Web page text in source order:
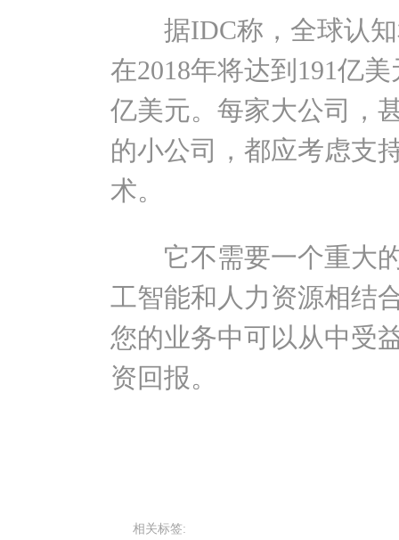
据IDC称，全球认知
在2018年将达到191亿
亿美元。每家大公司，
的小公司，都应考虑支
术。
它不需要一个重大的
工智能和人力资源相结
您的业务中可以从中受
资回报。
相关标签: